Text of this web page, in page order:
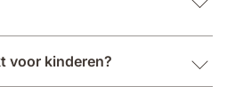
voor kinderen?